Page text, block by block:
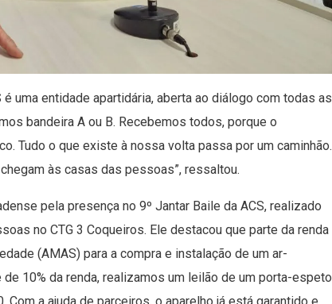
uma entidade apartidária, aberta ao diálogo com todas as
bandeira A ou B. Recebemos todos, porque o
Tudo o que existe à nossa volta passa por um caminhão.
às casas das pessoas”, ressaltou.
pela presença no 9º Jantar Baile da ACS, realizado
no CTG 3 Coqueiros. Ele destacou que parte da renda
(AMAS) para a compra e instalação de um ar-
10% da renda, realizamos um leilão de um porta-espeto
a ajuda de parceiros, o aparelho já está garantido e